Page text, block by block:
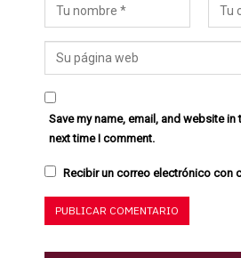
Save my name, email, and website
next time I comment.
Recibir un correo electrónico con